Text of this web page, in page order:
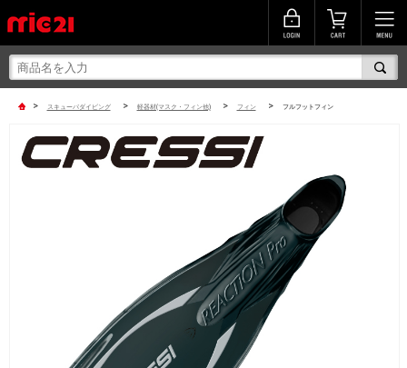
> スキューバダイビング > 軽器材(マスク・フィン他) > フィン > フルフットフィン